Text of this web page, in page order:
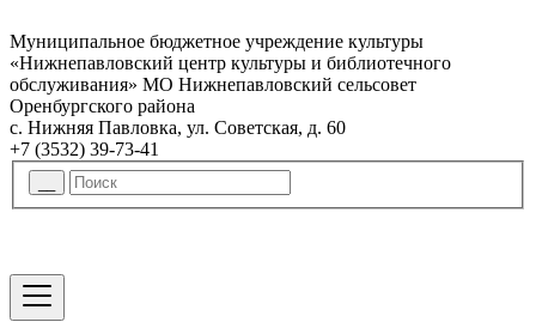
Муниципальное бюджетное учреждение культуры
«Нижнепавловский центр культуры и библиотечного
обслуживания» МО Нижнепавловский сельсовет
Оренбургского района
с. Нижняя Павловка, ул. Советская, д. 60
+7 (3532) 39-73-41